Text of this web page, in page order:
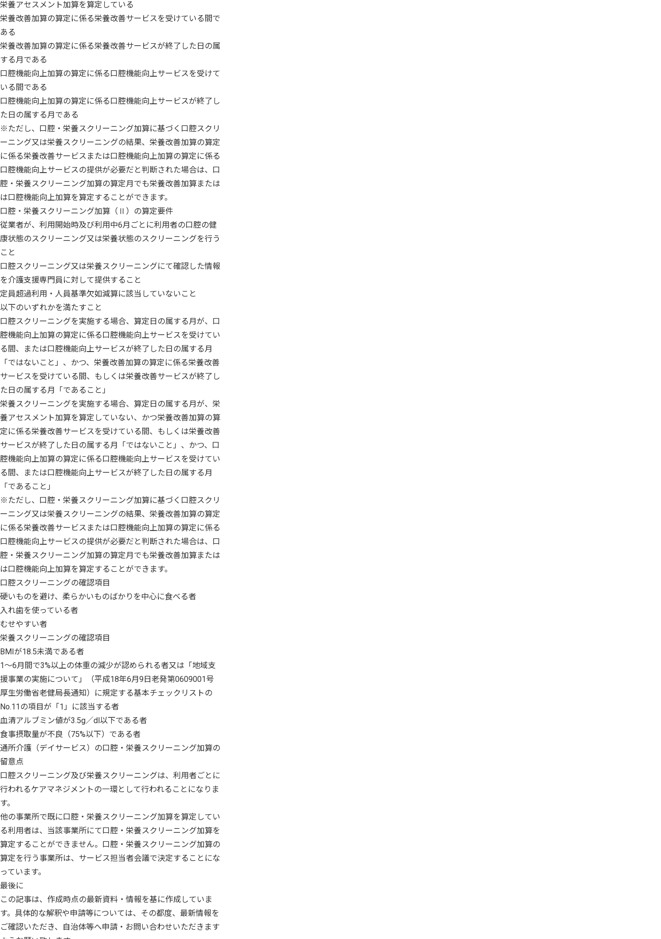
栄養アセスメント加算を算定している
栄養改善加算の算定に係る栄養改善サービスを受けている間で
ある
栄養改善加算の算定に係る栄養改善サービスが終了した日の属
する月である
口腔機能向上加算の算定に係る口腔機能向上サービスを受けて
いる間である
口腔機能向上加算の算定に係る口腔機能向上サービスが終了し
た日の属する月である
※ただし、口腔・栄養スクリーニング加算に基づく口腔スクリ
ーニング又は栄養スクリーニングの結果、栄養改善加算の算定
に係る栄養改善サービスまたは口腔機能向上加算の算定に係る
口腔機能向上サービスの提供が必要だと判断された場合は、口
腔・栄養スクリーニング加算の算定月でも栄養改善加算または
は口腔機能向上加算を算定することができます。
口腔・栄養スクリーニング加算（Ⅱ）の算定要件
従業者が、利用開始時及び利用中6月ごとに利用者の口腔の健
康状態のスクリーニング又は栄養状態のスクリーニングを行う
こと
口腔スクリーニング又は栄養スクリーニングにて確認した情報
を介護支援専門員に対して提供すること
定員超過利用・人員基準欠如減算に該当していないこと
以下のいずれかを満たすこと
口腔スクリーニングを実施する場合、算定日の属する月が、口
腔機能向上加算の算定に係る口腔機能向上サービスを受けてい
る間、または口腔機能向上サービスが終了した日の属する月
「ではないこと」、かつ、栄養改善加算の算定に係る栄養改善
サービスを受けている間、もしくは栄養改善サービスが終了し
た日の属する月「であること」
栄養スクリーニングを実施する場合、算定日の属する月が、栄
養アセスメント加算を算定していない、かつ栄養改善加算の算
定に係る栄養改善サービスを受けている間、もしくは栄養改善
サービスが終了した日の属する月「ではないこと」、かつ、口
腔機能向上加算の算定に係る口腔機能向上サービスを受けてい
る間、または口腔機能向上サービスが終了した日の属する月
「であること」
※ただし、口腔・栄養スクリーニング加算に基づく口腔スクリ
ーニング又は栄養スクリーニングの結果、栄養改善加算の算定
に係る栄養改善サービスまたは口腔機能向上加算の算定に係る
口腔機能向上サービスの提供が必要だと判断された場合は、口
腔・栄養スクリーニング加算の算定月でも栄養改善加算または
は口腔機能向上加算を算定することができます。
口腔スクリーニングの確認項目
硬いものを避け、柔らかいものばかりを中心に食べる者
入れ歯を使っている者
むせやすい者
栄養スクリーニングの確認項目
BMIが18.5未満である者
1～6月間で3%以上の体重の減少が認められる者又は「地域支
援事業の実施について」（平成18年6月9日老発第0609001号
厚生労働省老健局長通知）に規定する基本チェックリストの
No.11の項目が「1」に該当する者
血清アルブミン値が3.5g／dl以下である者
食事摂取量が不良（75%以下）である者
通所介護（デイサービス）の口腔・栄養スクリーニング加算の
留意点
口腔スクリーニング及び栄養スクリーニングは、利用者ごとに
行われるケアマネジメントの一環として行われることになりま
す。
他の事業所で既に口腔・栄養スクリーニング加算を算定してい
る利用者は、当該事業所にて口腔・栄養スクリーニング加算を
算定することができません。口腔・栄養スクリーニング加算の
算定を行う事業所は、サービス担当者会議で決定することにな
っています。
最後に
この記事は、作成時点の最新資料・情報を基に作成していま
す。具体的な解釈や申請等については、その都度、最新情報を
ご確認いただき、自治体等へ申請・お問い合わせいただきます